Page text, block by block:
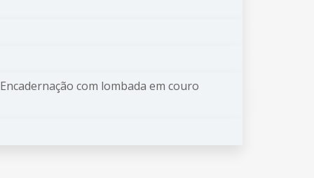
com lombada em couro